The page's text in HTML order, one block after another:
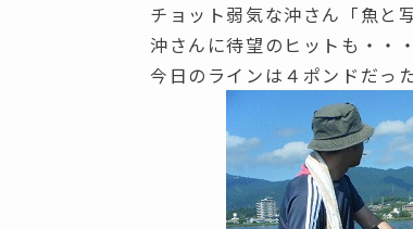
チョット弱気な沖さん「魚と
沖さんに待望のヒットも・・
今日のラインは４ポンドだっ